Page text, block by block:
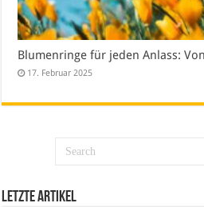
Blumenringe für jeden Anlass:
17. Februar 2025
Letzte Artikel